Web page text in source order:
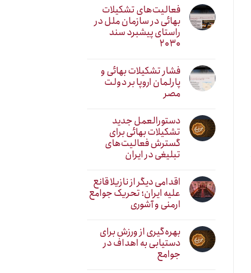
فعالیت‌های تشکیلات
بهائی در سازمان ملل در
راستای پیشبرد سند
۲۰۳۰
فشار تشکیلات بهائی و
پارلمان اروپا بر دولت
مصر
دستورالعمل جدید
تشکیلات بهائی برای
گسترش فعالیت‌های
تبلیغی در ایران
اقدامی دیگر از نازیلا قانع
علیه ایران؛ تحریک جوامع
ارمنی و آشوری
بهره‌گیری از ورزش برای
دستیابی به اهداف در
جوامع